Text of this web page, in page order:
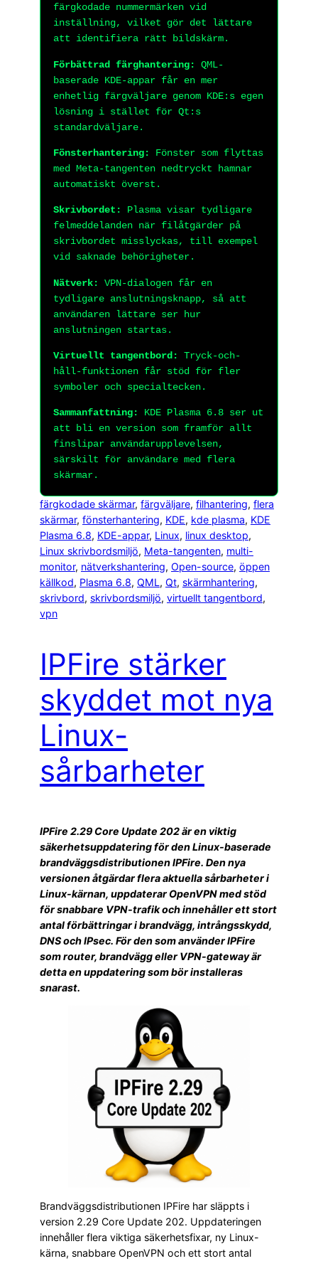
färgkodade nummermärken vid
inställning, vilket gör det lättare
att identifiera rätt bildskärm.
Förbättrad färghantering:
QML-
baserade KDE-appar får en mer
enhetlig färgväljare genom KDE:s egen
lösning i stället för Qt:s
standardväljare.
Fönsterhantering:
Fönster som flyttas
med Meta-tangenten nedtryckt hamnar
automatiskt överst.
Skrivbordet:
Plasma visar tydligare
felmeddelanden när filåtgärder på
skrivbordet misslyckas, till exempel
vid saknade behörigheter.
Nätverk:
VPN-dialogen får en
tydligare anslutningsknapp, så att
användaren lättare ser hur
anslutningen startas.
Virtuellt tangentbord:
Tryck-och-
håll-funktionen får stöd för fler
symboler och specialtecken.
Sammanfattning:
KDE Plasma 6.8 ser ut
att bli en version som framför allt
finslipar användarupplevelsen,
särskilt för användare med flera
skärmar.
färgkodade skärmar, färgväljare, filhantering, flera
skärmar, fönsterhantering, KDE, kde plasma, KDE
Plasma 6.8, KDE-appar, Linux, linux desktop
Linux skrivbordsmiljö, Meta-tangenten, multi-
monitor, nätverkshantering, Open-source, öppen
källkod, Plasma 6.8, QML, Qt, skärmhantering
skrivbord, skrivbordsmiljö, virtuellt tangentbord
vpn
IPFire stärker
skyddet mot nya
Linux-
sårbarheter
IPFire 2.29 Core Update 202 är en viktig
säkerhetsuppdatering för den Linux-baserade
brandväggsdistributionen IPFire. Den nya
versionen åtgärdar flera aktuella sårbarheter i
Linux-kärnan, uppdaterar OpenVPN med stöd
för snabbare VPN-trafik och innehåller ett stort
antal förbättringar i brandvägg, intrångsskydd,
DNS och IPsec. För den som använder IPFire
som router, brandvägg eller VPN-gateway är
detta en uppdatering som bör installeras
snarast.
Brandväggsdistributionen IPFire har släppts i
version 2.29 Core Update 202. Uppdateringen
innehåller flera viktiga säkerhetsfixar, ny Linux-
kärna, snabbare OpenVPN och ett stort antal